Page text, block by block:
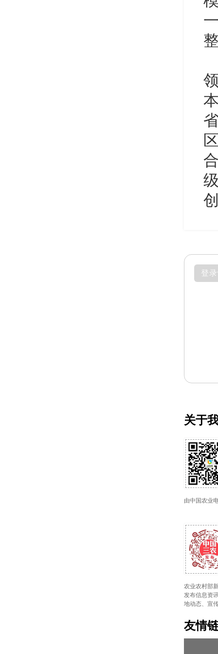
登
关于
由中国农业
农业农村部
发布信息资
地动态、宣
友情